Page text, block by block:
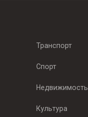
Транспорт
Спорт
Недвижимость
Культура